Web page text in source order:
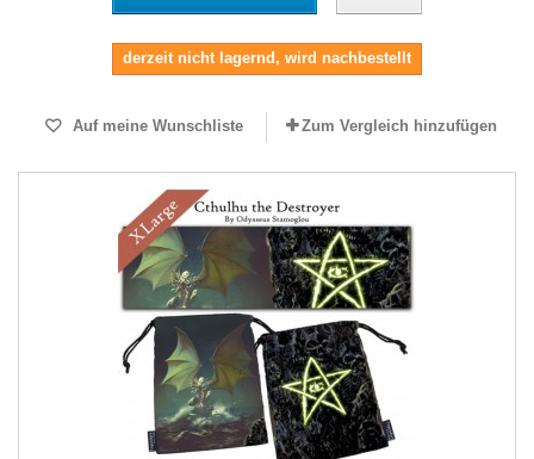
derzeit nicht lagernd, wird nachbestellt
Auf meine Wunschliste Zum Vergleich hinzufügen